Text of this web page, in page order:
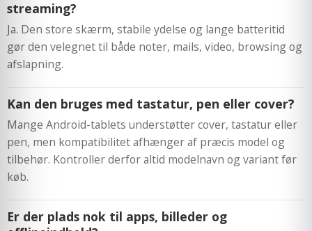
streaming?
Ja. Den store skærm, stabile ydelse og lange batteritid
gør den velegnet til både noter, mails, video, browsing og
afslapning.
Kan den bruges med tastatur, pen eller cover?
Mange Android-tablets understøtter cover, tastatur eller
pen, men kompatibilitet afhænger af præcis model og
tilbehør. Kontroller derfor altid modelnavn og variant før
køb.
Er der plads nok til apps, billeder og